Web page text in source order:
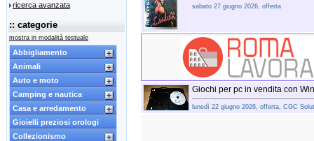
ricerca avanzata
:: categorie
mostra in modalità testuale
Abbigliamento
Animali
Auto e moto
Camping e nautica
Casa e arredamento
Gioielli preziosi orologi
Collezionismo
sabato 27 giugno 2026, offerta
Giochi per pc in vendita con
lunedì 22 giugno 2026, offerta, CGC